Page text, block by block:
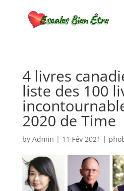
4 livres
liste des 100
2020 de Time
by Admin | 11 Fév 2021 |